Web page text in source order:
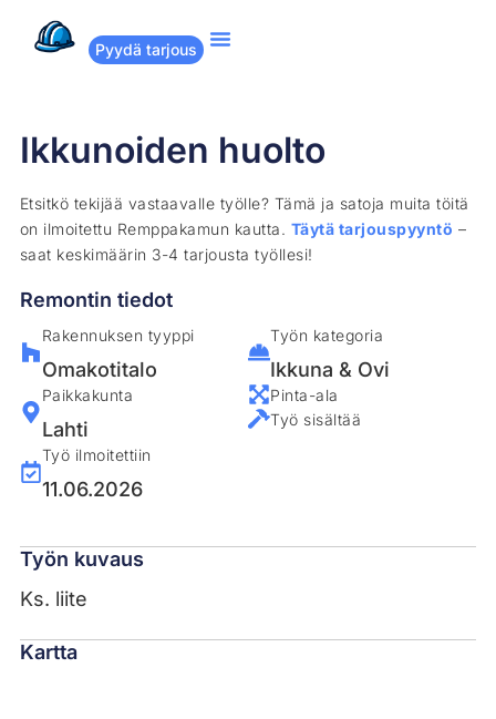
Pyydä tarjous
Ikkunoiden huolto
Etsitkö tekijää vastaavalle työlle? Tämä ja satoja muita töitä
on ilmoitettu Remppakamun kautta. Täytä tarjouspyyntö –
saat keskimäärin 3-4 tarjousta työllesi!
Remontin tiedot
Rakennuksen tyyppi
Omakotitalo
Paikkakunta
Lahti
Työ ilmoitettiin
11.06.2026
Työn kategoria
Ikkuna & Ovi
Pinta-ala
Työ sisältää
Työn kuvaus
Ks. liite
Kartta